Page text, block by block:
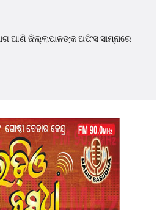
ଆଣି ଜିଲ୍ଲାପାଳଙ୍କ ଅଫିସ ସାମ୍ନାରେ